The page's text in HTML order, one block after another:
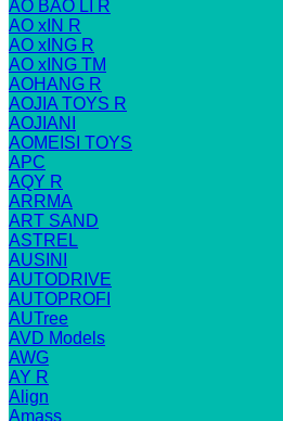
AO BAO LI R
AO xIN R
AO xING R
AO xING TM
AOHANG R
AOJIA TOYS R
AOJIANI
AOMEISI TOYS
APC
AQY R
ARRMA
ART SAND
ASTREL
AUSINI
AUTODRIVE
AUTOPROFI
AUTree
AVD Models
AWG
AY R
Align
Amass